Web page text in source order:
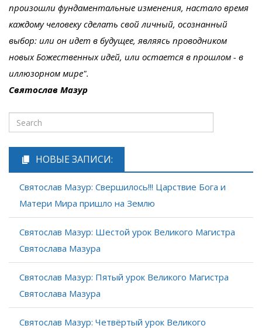
произошли фундаментальные изменения, настало время
каждому человеку сделать свой личный, осознанный
выбор: или он идет в будущее, являясь проводником
новых Божественных идей, или остается в прошлом - в
иллюзорном мире".
Святослав Мазур
НОВЫЕ ЗАПИСИ:
Святослав Мазур: Свершилось!!! Царствие Бога и
Матери Мира пришло на Землю
Святослав Мазур: Шестой урок Великого Магистра
Святослава Мазура
Святослав Мазур: Пятый урок Великого Магистра
Святослава Мазура
Святослав Мазур: Четвёртый урок Великого